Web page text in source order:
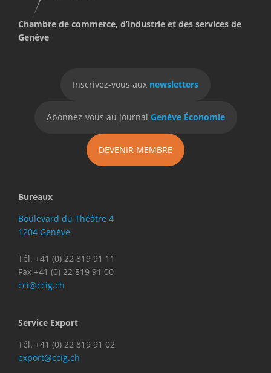
Chambre de commerce, d’industrie et des services de
Genève
Inscrivez-vous aux newsletters
Abonnez-vous au journal Genève Économie
DEVENIR MEMBRE
Bureaux
Boulevard du Théâtre 4
1204 Genève
Tél. +41 (0) 22 819 91 11
Fax +41 (0) 22 819 91 00
cci@ccig.ch
Service Export
Tél. +41 (0) 22 819 91 02
export@ccig.ch